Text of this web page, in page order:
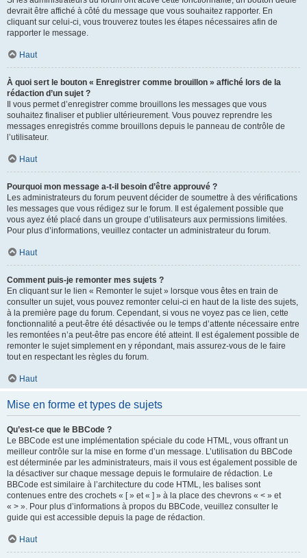
devrait être affiché à côté du message que vous souhaitez rapporter. En
cliquant sur celui-ci, vous trouverez toutes les étapes nécessaires afin de
rapporter le message.
Haut
À quoi sert le bouton « Enregistrer comme brouillon » affiché lors de la
rédaction d’un sujet ?
Il vous permet d’enregistrer comme brouillons les messages que vous
souhaitez finaliser et publier ultérieurement. Vous pouvez reprendre les
messages enregistrés comme brouillons depuis le panneau de contrôle de
l’utilisateur.
Haut
Pourquoi mon message a-t-il besoin d’être approuvé ?
Les administrateurs du forum peuvent décider de soumettre à des vérifications
les messages que vous rédigez sur le forum. Il est également possible que
vous ayez été placé dans un groupe d’utilisateurs aux permissions limitées.
Pour plus d’informations, veuillez contacter un administrateur du forum.
Haut
Comment puis-je remonter mes sujets ?
En cliquant sur le lien « Remonter le sujet » lorsque vous êtes en train de
consulter un sujet, vous pouvez remonter celui-ci en haut de la liste des sujets,
à la première page du forum. Cependant, si vous ne voyez pas ce lien, cette
fonctionnalité a peut-être été désactivée ou le temps d’attente nécessaire entre
les remontées n’a peut-être pas encore été atteint. Il est également possible de
remonter le sujet simplement en y répondant, mais assurez-vous de le faire
tout en respectant les règles du forum.
Haut
Mise en forme et types de sujets
Qu’est-ce que le BBCode ?
Le BBCode est une implémentation spéciale du code HTML, vous offrant un
meilleur contrôle sur la mise en forme d’un message. L’utilisation du BBCode
est déterminée par les administrateurs, mais il vous est également possible de
la désactiver sur chaque message depuis le formulaire de rédaction. Le
BBCode est similaire à l’architecture du code HTML, les balises sont
contenues entre des crochets « [ » et « ] » à la place des chevrons « < » et
« > ». Pour plus d’informations à propos du BBCode, veuillez consulter le
guide qui est accessible depuis la page de rédaction.
Haut